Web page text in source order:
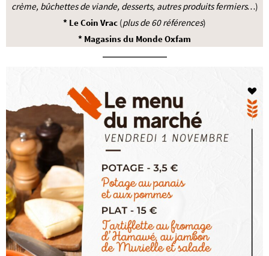
crème, bûchettes de viande, desserts, autres produits fermiers…)
* Le Coin Vrac (plus de 60 références)
* Magasins du Monde Oxfam